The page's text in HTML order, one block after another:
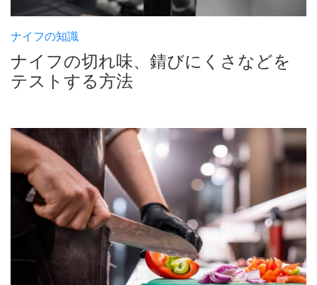
ナイフの知識
ナイフの切れ味、錆びにくさなどを
テストする方法